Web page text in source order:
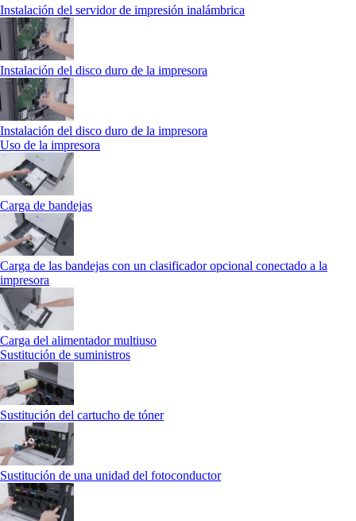
Instalación del servidor de impresión inalámbrica
Instalación del disco duro de la impresora
Instalación del disco duro de la impresora
Uso de la impresora
Carga de bandejas
Carga de las bandejas con un clasificador opcional conectado a la
impresora
Carga del alimentador multiuso
Sustitución de suministros
Sustitución del cartucho de tóner
Sustitución de una unidad del fotoconductor